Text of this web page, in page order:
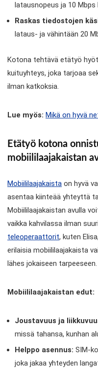
latausnopeus ja 10 Mbps
Raskas tiedostojen
lataus- ja vähintään 20
Kotona tehtävä etätyö
kuituyhteys, joka tarjoaa
ilman katkoksia.
Lue myös: Mikä on hyvä
Etätyö kotona
mobiililaajakaistan
Mobiililaajakaista on hyvä
asentaa kiinteää yhteyttä
Mobiililaajakaistan avulla
vaikka kahvilassa ilman
teleoperaattorit, kuten
erilaisia mobiililaajakaista
lähes jokaiseen tarpeeseen.
Mobiililaajakaistan edut:
Joustavuus ja
missä tahansa, kunhan
Helppo asennus: SIM-
joka jakaa yhteyden